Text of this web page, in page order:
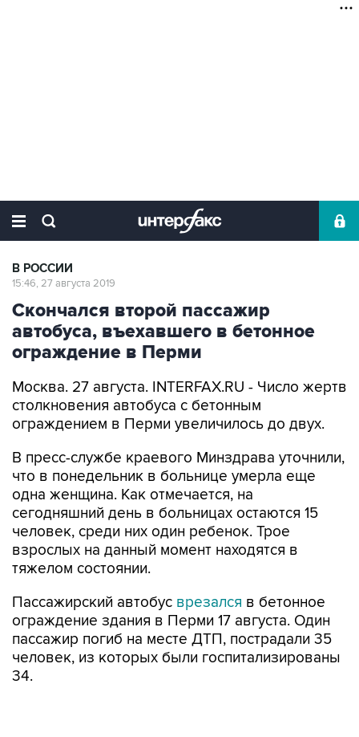
В РОССИИ
15:46, 27 августа 2019
Скончался второй пассажир
автобуса, въехавшего в бетонное
ограждение в Перми
Москва. 27 августа. INTERFAX.RU - Число жертв
столкновения автобуса с бетонным
ограждением в Перми увеличилось до двух.
В пресс-службе краевого Минздрава уточнили,
что в понедельник в больнице умерла еще
одна женщина. Как отмечается, на
сегодняшний день в больницах остаются 15
человек, среди них один ребенок. Трое
взрослых на данный момент находятся в
тяжелом состоянии.
Пассажирский автобус врезался в бетонное
ограждение здания в Перми 17 августа. Один
пассажир погиб на месте ДТП, пострадали 35
человек, из которых были госпитализированы
34.